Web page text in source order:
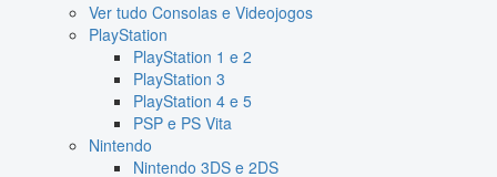
Ver tudo Consolas e Videojogos
PlayStation
PlayStation 1 e 2
PlayStation 3
PlayStation 4 e 5
PSP e PS Vita
Nintendo
Nintendo 3DS e 2DS